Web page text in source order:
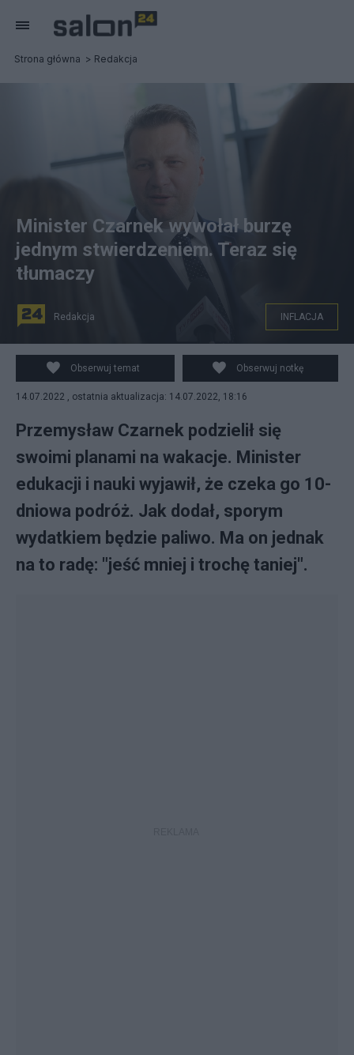
Strona główna Redakcja
Minister Czarnek radził, że aby uporać się z drożyzną
można "jeść mniej i taniej". Teraz szef resortu edukacji i
nauki tłumaczy się ze swoich słów. (fot. PAP)
Minister Czarnek wywołał burzę
jednym stwierdzeniem. Teraz się
tłumaczy
Redakcja INFLACJA
Obserwuj temat Obserwuj notkę
14.07.2022 , ostatnia aktualizacja: 14.07.2022, 18:16
Przemysław Czarnek podzielił się
swoimi planami na wakacje. Minister
edukacji i nauki wyjawił, że czeka go 10-
dniowa podróż. Jak dodał, sporym
wydatkiem będzie paliwo. Ma on jednak
na to radę: "jeść mniej i trochę taniej".